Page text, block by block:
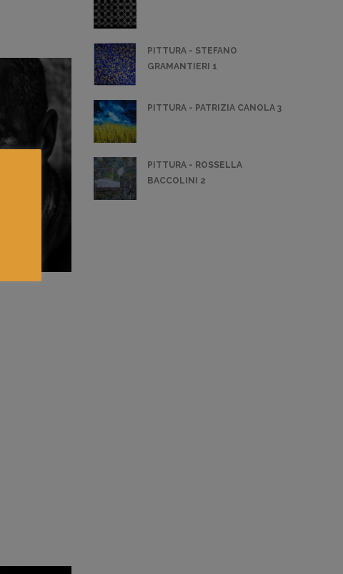
PITTURA - STEFANO
GRAMANTIERI 1
PITTURA - PATRIZIA CANOLA 3
PITTURA - ROSSELLA
BACCOLINI 2